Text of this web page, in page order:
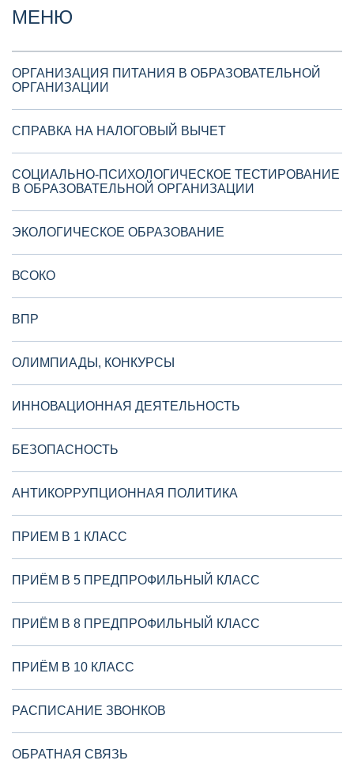
МЕНЮ
ОРГАНИЗАЦИЯ ПИТАНИЯ В ОБРАЗОВАТЕЛЬНОЙ
ОРГАНИЗАЦИИ
СПРАВКА НА НАЛОГОВЫЙ ВЫЧЕТ
СОЦИАЛЬНО-ПСИХОЛОГИЧЕСКОЕ ТЕСТИРОВАНИЕ
В ОБРАЗОВАТЕЛЬНОЙ ОРГАНИЗАЦИИ
ЭКОЛОГИЧЕСКОЕ ОБРАЗОВАНИЕ
ВСОКО
ВПР
ОЛИМПИАДЫ, КОНКУРСЫ
ИННОВАЦИОННАЯ ДЕЯТЕЛЬНОСТЬ
БЕЗОПАСНОСТЬ
АНТИКОРРУПЦИОННАЯ ПОЛИТИКА
ПРИЕМ В 1 КЛАСС
ПРИЁМ В 5 ПРЕДПРОФИЛЬНЫЙ КЛАСС
ПРИЁМ В 8 ПРЕДПРОФИЛЬНЫЙ КЛАСС
ПРИЁМ В 10 КЛАСС
РАСПИСАНИЕ ЗВОНКОВ
ОБРАТНАЯ СВЯЗЬ